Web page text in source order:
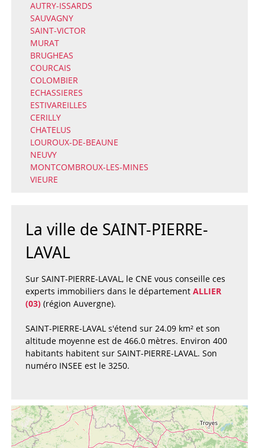
AUTRY-ISSARDS
SAUVAGNY
SAINT-VICTOR
MURAT
BRUGHEAS
COURCAIS
COLOMBIER
ECHASSIERES
ESTIVAREILLES
CERILLY
CHATELUS
LOUROUX-DE-BEAUNE
NEUVY
MONTCOMBROUX-LES-MINES
VIEURE
La ville de SAINT-PIERRE-
LAVAL
Sur SAINT-PIERRE-LAVAL, le CNE vous conseille ces
experts immobiliers dans le département ALLIER
(03)(région Auvergne).
SAINT-PIERRE-LAVAL s'étend sur 24.09 km² et son
altitude moyenne est de 466.0 mètres. Environ 400
habitants habitent sur SAINT-PIERRE-LAVAL. Son
numéro INSEE est le 3250.